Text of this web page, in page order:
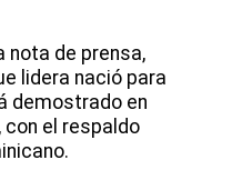
nota de prensa,
lidera nació para
demostrado en
con el respaldo